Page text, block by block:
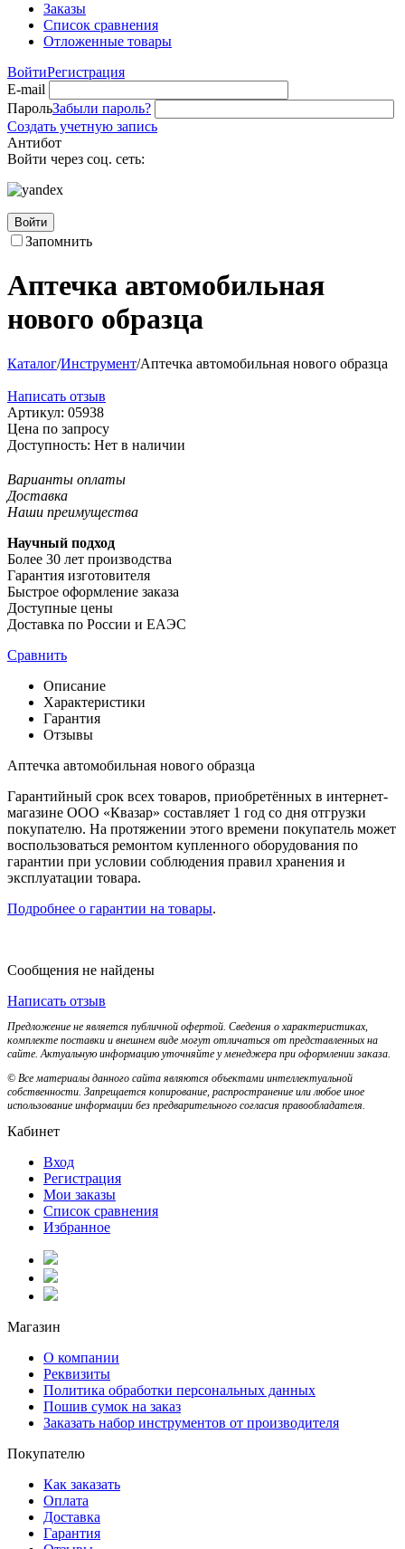
Заказы
Список сравнения
Отложенные товары
ВойтиРегистрация
E-mail
ПарольЗабыли пароль?
Создать учетную запись
Антибот
Войти через соц. сеть:
Войти
Запомнить
Аптечка автомобильная
нового образца
Каталог/Инструмент/Аптечка автомобильная нового образца
Написать отзыв
Артикул: 05938
Цена по запросу
Доступность: Нет в наличии
Варианты оплаты
Доставка
Наши преимущества
Научный подход
Более 30 лет производства
Гарантия изготовителя
Быстрое оформление заказа
Доступные цены
Доставка по России и ЕАЭС
Сравнить
Описание
Характеристики
Гарантия
Отзывы
Аптечка автомобильная нового образца
Гарантийный срок всех товаров, приобретённых в интернет-
магазине ООО «Квазар» составляет 1 год со дня отгрузки
покупателю. На протяжении этого времени покупатель может
воспользоваться ремонтом купленного оборудования по
гарантии при условии соблюдения правил хранения и
эксплуатации товара.
Подробнее о гарантии на товары.
Сообщения не найдены
Написать отзыв
Предложение не является публичной офертой. Сведения о характеристиках,
комплекте поставки и внешнем виде могут отличаться от представленных на
сайте. Актуальную информацию уточняйте у менеджера при оформлении заказа.
© Все материалы данного сайта являются объектами интеллектуальной
собственности. Запрещается копирование, распространение или любое иное
использование информации без предварительного согласия правообладателя.
Кабинет
Вход
Регистрация
Мои заказы
Список сравнения
Избранное
Магазин
О компании
Реквизиты
Политика обработки персональных данных
Пошив сумок на заказ
Заказать набор инструментов от производителя
Покупателю
Как заказать
Оплата
Доставка
Гарантия